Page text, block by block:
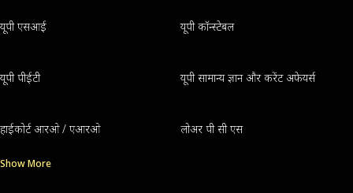
यूपी एसआई यूपी कॉन्स्टेबल
यूपी पीईटी यूपी सामान्य ज्ञान और करेंट अफेयर्स
हाईकोर्ट आरओ / एआरओ लोअर पी सी एस
Show More